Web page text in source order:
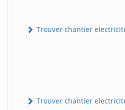
Trouver chantier
Trouver chantier